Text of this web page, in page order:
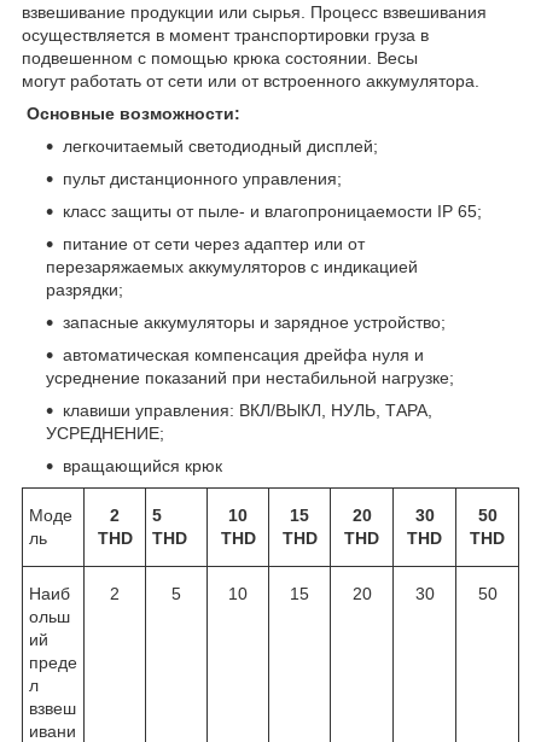
взвешивание продукции или сырья. Процесс взвешивания
осуществляется в момент транспортировки груза в
подвешенном с помощью крюка состоянии. Весы
могут работать от сети или от встроенного аккумулятора.
Основные возможности:
легкочитаемый светодиодный дисплей;
пульт дистанционного управления;
класс защиты от пыле- и влагопроницаемости IP 65;
питание от сети через адаптер или от
перезаряжаемых аккумуляторов с индикацией
разрядки;
запасные аккумуляторы и зарядное устройство;
автоматическая компенсация дрейфа нуля и
усреднение показаний при нестабильной нагрузке;
клавиши управления: ВКЛ/ВЫКЛ, НУЛЬ, ТАРА,
УСРЕДНЕНИЕ;
вращающийся крюк
Моде
ль
2
THD
5
THD
10
THD
15
THD
20
THD
30
THD
50
THD
Наиб
ольш
ий
преде
л
взвеш
ивани
2 5 10 15 20 30 50